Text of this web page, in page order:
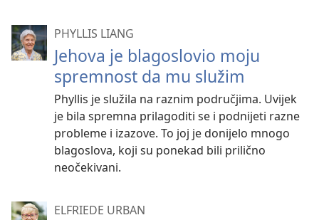
PHYLLIS LIANG
Jehova je blagoslovio moju
spremnost da mu služim
Phyllis je služila na raznim područjima. Uvijek
je bila spremna prilagoditi se i podnijeti razne
probleme i izazove. To joj je donijelo mnogo
blagoslova, koji su ponekad bili prilično
neočekivani.
ELFRIEDE URBAN